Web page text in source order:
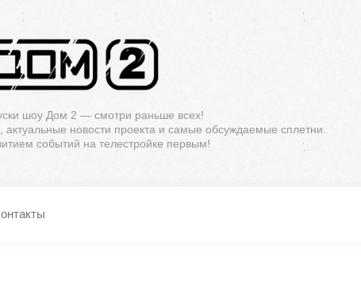
шоу Дом 2 — смотри раньше всех!
новости проекта и самые обсуждаемые сплетни.
событий на телестройке первым!